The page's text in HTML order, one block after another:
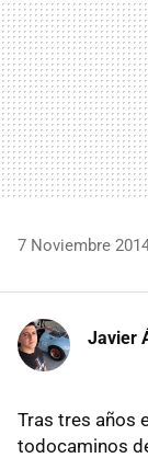
7 Noviembre
Javier
Tras tres años
todocaminos